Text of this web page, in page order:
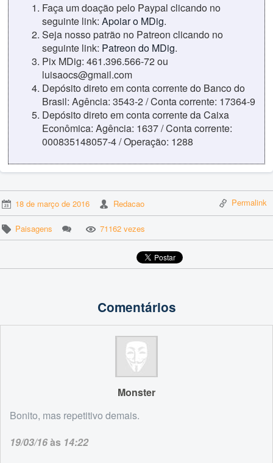
Faça um doação pelo Paypal clicando no
seguinte link: Apoiar o MDig.
Seja nosso patrão no Patreon clicando no
seguinte link: Patreon do MDig.
Pix MDig: 461.396.566-72 ou
luisaocs@gmail.com
Depósito direto em conta corrente do Banco do
Brasil: Agência: 3543-2 / Conta corrente: 17364-9
Depósito direto em conta corrente da Caixa
Econômica: Agência: 1637 / Conta corrente:
000835148057-4 / Operação: 1288
18 de março de 2016 Redacao Permalink
Paisagens 71162 vezes
Comentários
Monster
Bonito, mas repetitivo demais.
19/03/16às 14:22